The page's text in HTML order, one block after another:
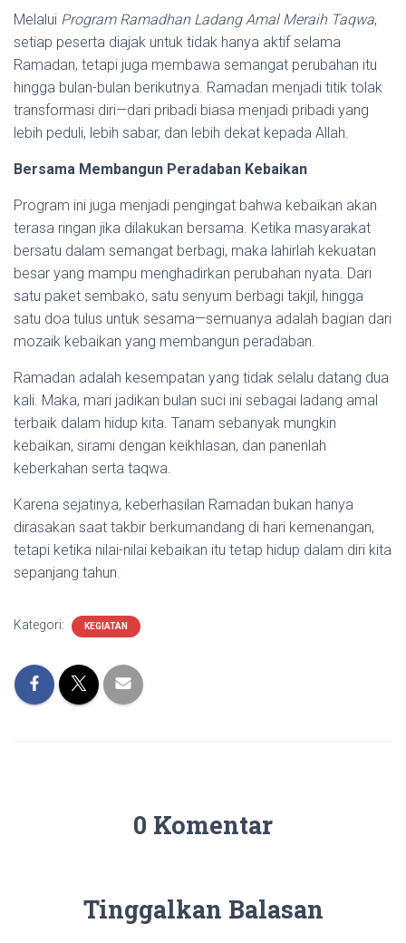
Melalui Program Ramadhan Ladang Amal Meraih Taqwa,
setiap peserta diajak untuk tidak hanya aktif selama
Ramadan, tetapi juga membawa semangat perubahan itu
hingga bulan-bulan berikutnya. Ramadan menjadi titik tolak
transformasi diri—dari pribadi biasa menjadi pribadi yang
lebih peduli, lebih sabar, dan lebih dekat kepada Allah.
Bersama Membangun Peradaban Kebaikan
Program ini juga menjadi pengingat bahwa kebaikan akan
terasa ringan jika dilakukan bersama. Ketika masyarakat
bersatu dalam semangat berbagi, maka lahirlah kekuatan
besar yang mampu menghadirkan perubahan nyata. Dari
satu paket sembako, satu senyum berbagi takjil, hingga
satu doa tulus untuk sesama—semuanya adalah bagian dari
mozaik kebaikan yang membangun peradaban.
Ramadan adalah kesempatan yang tidak selalu datang dua
kali. Maka, mari jadikan bulan suci ini sebagai ladang amal
terbaik dalam hidup kita. Tanam sebanyak mungkin
kebaikan, sirami dengan keikhlasan, dan panenlah
keberkahan serta taqwa.
Karena sejatinya, keberhasilan Ramadan bukan hanya
dirasakan saat takbir berkumandang di hari kemenangan,
tetapi ketika nilai-nilai kebaikan itu tetap hidup dalam diri kita
sepanjang tahun.
Kategori: KEGIATAN
0 Komentar
Tinggalkan Balasan